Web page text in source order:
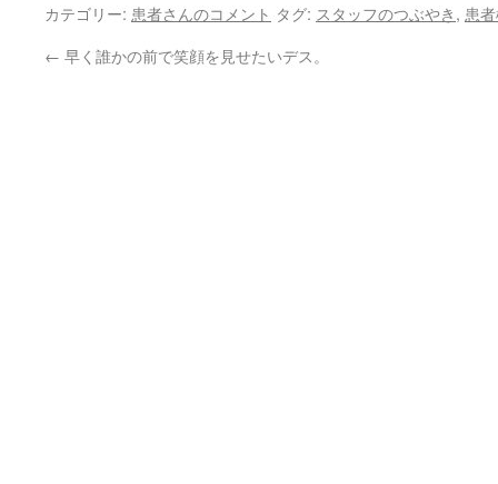
カテゴリー: 患者さんのコメント タグ: スタッフのつぶやき, 患
← 早く誰かの前で笑顔を見せたいデス。